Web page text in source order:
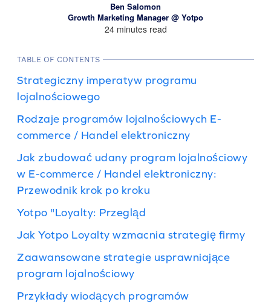
Ben Salomon
Growth Marketing Manager @ Yotpo
24 minutes read
TABLE OF CONTENTS
Strategiczny imperatyw programu
lojalnościowego
Rodzaje programów lojalnościowych E-
commerce / Handel elektroniczny
Jak zbudować udany program lojalnościowy
w E-commerce / Handel elektroniczny:
Przewodnik krok po kroku
Yotpo "Loyalty: Przegląd
Jak Yotpo Loyalty wzmacnia strategię firmy
Zaawansowane strategie usprawniające
program lojalnościowy
Przykłady wiodących programów